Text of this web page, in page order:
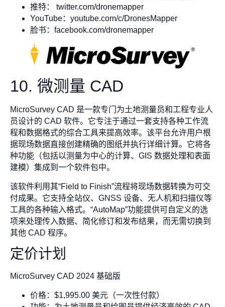
推特： twitter.com/dronemapper
YouTube：youtube.com/c/DronesMapper
脸书：facebook.com/dronemapper
10. 微测量 CAD
MicroSurvey CAD 是一款专门为土地测量员和工程专业人
员设计的 CAD 软件。它专注于通过一套支持各种工作流
程和数据格式的综合工具来提高效率。该平台允许用户根
据现场数据直接创建精确的图纸并执行详细计算。它将各
种功能（包括以测量为中心的计算、GIS 数据处理和表面
建模）集成到一个软件包中。
该软件利用其“Field to Finish”流程将现场数据转换为可交
付成果。它支持全站仪、GNSS 设备、无人机和扫描仪等
工具的各种输入格式。“AutoMap”功能提供可自定义的选
项来处理传入数据、简化修订和发布结果，而无需切换到
其他 CAD 程序。
定价计划
MicroSurvey CAD 2024 基础版
价格：$1,995.00 美元（一次性付款）